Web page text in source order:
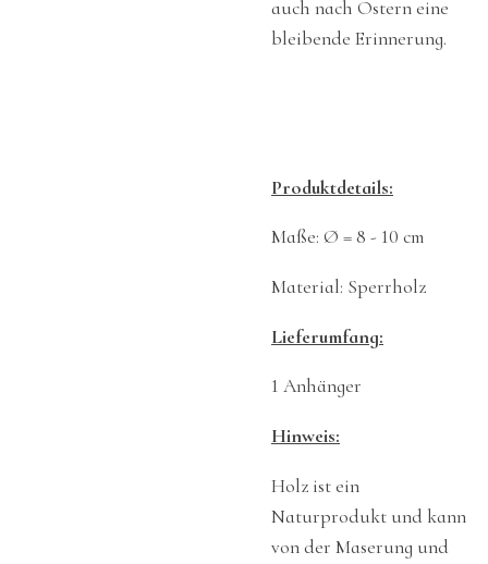
auch nach Ostern eine
bleibende Erinnerung.
Produktdetails:
Maße: Ø = 8 - 10 cm
Material: Sperrholz
Lieferumfang:
1 Anhänger
Hinweis:
Holz ist ein
Naturprodukt und kann
von der Maserung und